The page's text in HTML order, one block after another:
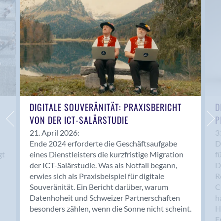
Anwil
Appenzell
Au SG
Baar
Baden
Balsthal
Balzers
Basel
Bassersdorf
Belp
Bendern
Benken (SG)
Bergdietikon
Berlin
Bern
Bern - Liebefeld
DIGITALE SOUVERÄNITÄT: PRAXISBERICHT
VON DER ICT-SALÄRSTUDIE
21. April 2026:
Ende 2024 erforderte die Geschäftsaufgabe
eines Dienstleisters die kurzfristige Migration
der ICT-Salärstudie. Was als Notfall begann,
erwies sich als Praxisbeispiel für digitale
Souveränität. Ein Bericht darüber, warum
Datenhoheit und Schweizer Partnerschaften
besonders zählen, wenn die Sonne nicht scheint.